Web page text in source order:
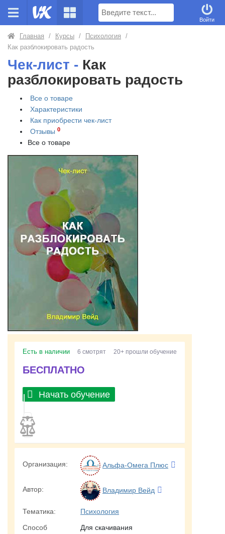
Поиск
Войти
Главная / Курсы / Психология
/
Как разблокировать радость
Чек-лист - Как
разблокировать радость
Все о товаре
Характеристики
Как приобрести чек-лист
Отзывы 0
Все о товаре
Есть в наличии 6 смотрят 20+ прошли обучение
БЕСПЛАТНО
Начать обучение
Организация: Альфа-Омега Плюс
Автор: Владимир Вейд
Тематика:
Психология
Способ
Для скачивания